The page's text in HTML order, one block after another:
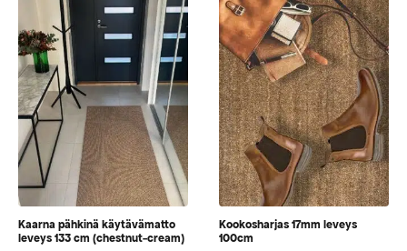
sivulla
Kaarna pähkinä käytävämatto
leveys 133 cm (chestnut-cream)
Kookosharjas 17mm leveys
100cm